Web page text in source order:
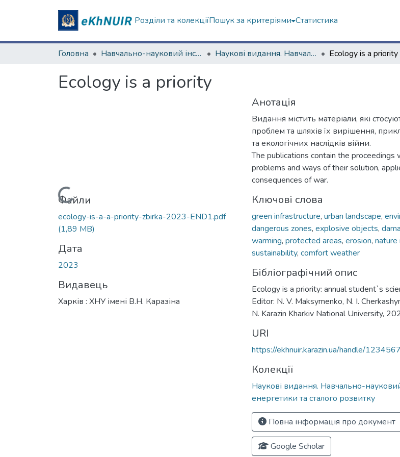
Розділи та колекціїПошук за критеріями Статистика
Головна Навчально-науковий інститут екології, зеленої енергетики та сталого розвитку Наукові видання. Навчально-науковий інститут екології, зеленої енергетики та сталого розвитку Ecology is a priority
Ecology is a priority
Вантажиться...
Файли
ecology-is-a-a-priority-zbirka-2023-END1.pdf
(1,89 MB)
Дата
2023
Видавець
Харків : ХНУ імені В.Н. Каразіна
Анотація
Видання містить матеріали, які
проблем та шляхів їх вирішення,
та екологічних наслідків війни.
The publications contain the
problems and ways of their solution,
consequences of war.
Ключові слова
green infrastructure, urban landscape,
dangerous zones, explosive objects,
warming, protected areas, erosion, nature
sustainability, comfort weather
Бібліографічний опис
Ecology is a priority: annual student`s
Editor: N. V. Maksymenko, N. I.
N. Karazin Kharkiv National University,
URI
https://ekhnuir.karazin.ua/handle/
Колекції
Наукові видання. Навчально-науковий
енергетики та сталого розвитку
Повна інформація про документ
Google Scholar